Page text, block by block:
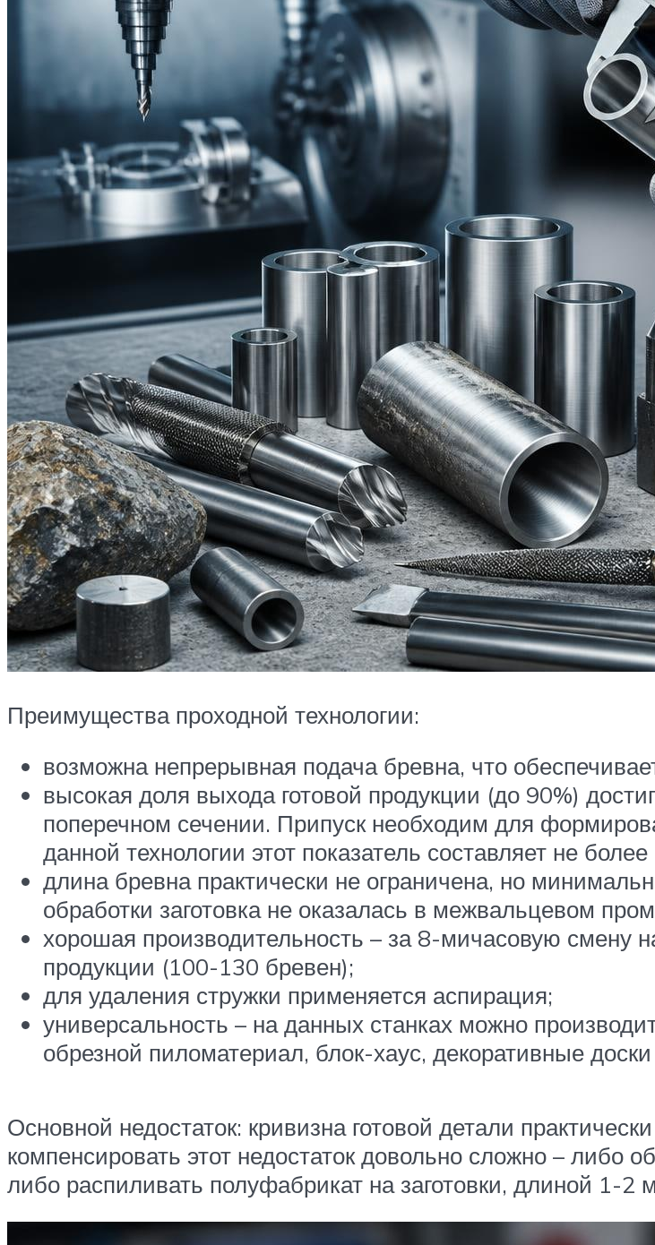
Преимущества проходной технологии:
возможна непрерывная подача бревна, что
высокая доля выхода готовой продукции (до 90%)
поперечном сечении. Припуск необходим для
данной технологии этот показатель составляет не
длина бревна практически не ограничена, но
обработки заготовка не оказалась в межвальцевом
хорошая производительность – за 8-мичасовую смену
продукции (100-130 бревен);
для удаления стружки применяется аспирация;
универсальность – на данных станках можно
обрезной пиломатериал, блок-хаус, декоративные
Основной недостаток: кривизна готовой детали
компенсировать этот недостаток довольно сложно – либо
либо распиливать полуфабрикат на заготовки, длиной 1-2